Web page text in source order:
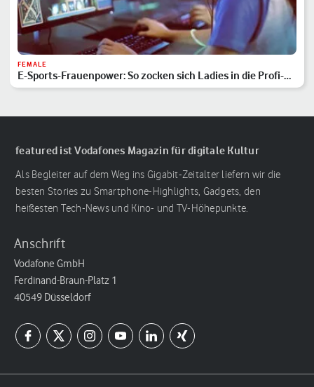
FEMALE
E-Sports-Frauenpower: So zocken sich Ladies in die Profi-
Liga
featured ist Vodafones Magazin für digitale Kultur
Als Begleiter auf dem Weg ins Gigabit-Zeitalter liefern wir die
besten Stories zu Smartphone-Highlights, Gadgets, den
heißesten Tech-News und Kino- und TV-Höhepunkte.
Anschrift
Vodafone GmbH
Ferdinand-Braun-Platz 1
40549 Düsseldorf